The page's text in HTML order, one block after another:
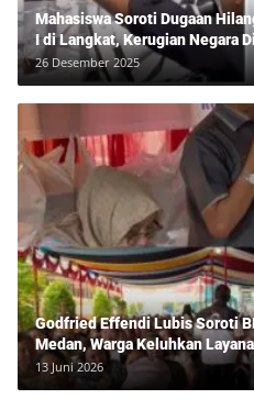
Mahasiswa Soroti Dugaan
I di Langkat, Kerugian Negara
26 Desember 2025
Godfried Effendi Lubis Soroti
Medan, Warga Keluhkan
13 Juni 2026